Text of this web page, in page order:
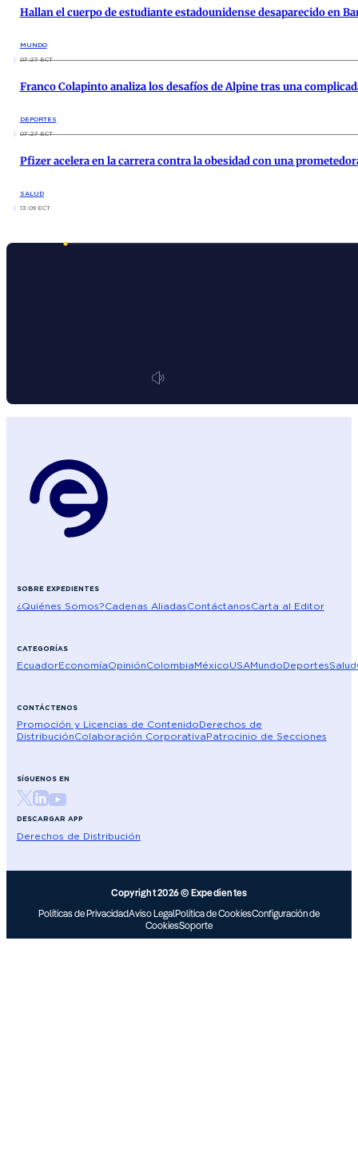
Hallan el cuerpo de estudiante estadounidense desaparecido en
MUNDO
07:27 ECT
Franco Colapinto analiza los desafíos de Alpine tras una
DEPORTES
07:27 ECT
Pfizer acelera en la carrera contra la obesidad con una
SALUD
13:09 ECT
SOBRE EXPEDIENTES
¿Quiénes Somos?Cadenas AliadasContáctanosCarta al Editor
CATEGORÍAS
EcuadorEconomíaOpiniónColombiaMéxicoUSAMundoDeportesSalud
CONTÁCTENOS
Promoción y Licencias de ContenidoDerechos de
DistribuciónColaboración CorporativaPatrocinio de Secciones
SÍGUENOS EN
DESCARGAR APP
Derechos de Distribución
Copyright 2026 © Expedientes
Políticas de PrivacidadAviso LegalPolítica de CookiesConfiguración de
CookiesSoporte